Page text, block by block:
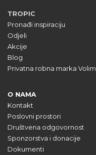
TROPIC
Pronađi inspiraciju
Odjeli
Akcije
Blog
Privatna robna marka Volim
O NAMA
Kontakt
Poslovni prostori
Društvena odgovornost
Sponzorstva i donacije
Dokumenti